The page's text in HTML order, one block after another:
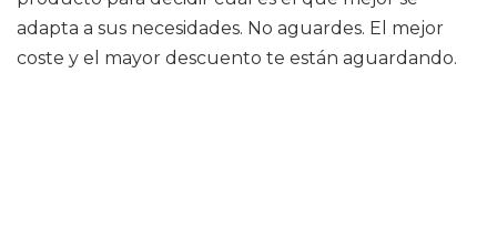
adapta a sus necesidades. No aguardes. El mejor
coste y el mayor descuento te están aguardando.